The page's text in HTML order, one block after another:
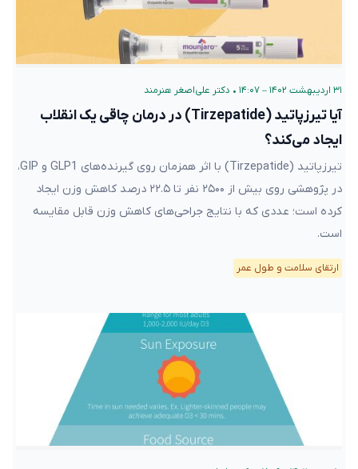
۳۱ اردیبهشت ۱۴۰۲ – ۱۴:۰۷ • دکتر علی‌اصغر هنرمند
آیا تیرزپاتید (Tirzepatide) در درمان چاقی یک انقلاب
ایجاد می‌کند؟
تیرزپاتید (Tirzepatide) با اثر همزمان روی گیرنده‌های GLP1 و GIP،
در پژوهشی روی بیش از ۲۵۰۰ نفر تا ۲۲.۵ درصد کاهش وزن ایجاد
کرده است؛ عددی که با نتایج جراحی‌های کاهش وزن قابل مقایسه
است.
ارتقای سلامت و طول عمر